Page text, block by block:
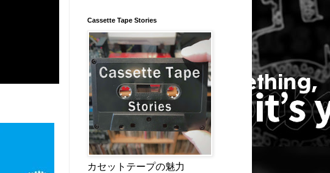
Cassette Tape Stories
カセットテープの魅力